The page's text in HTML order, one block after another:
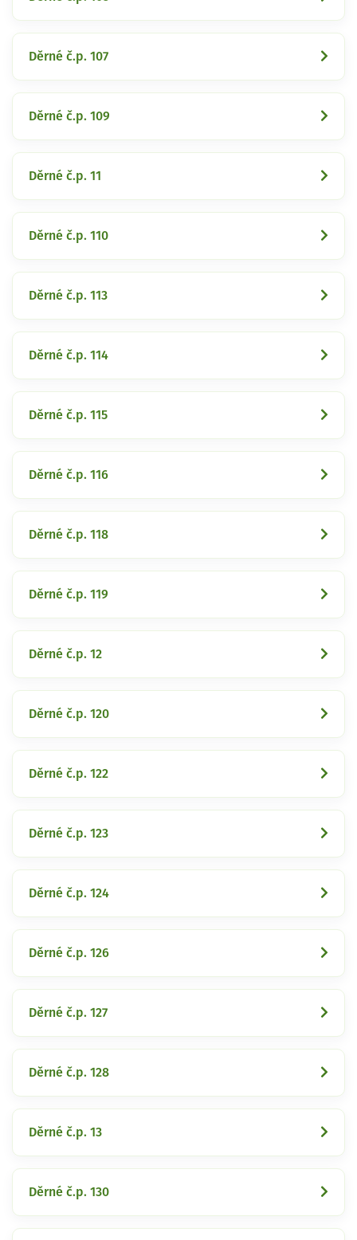
Děrné č.p. 107
Děrné č.p. 109
Děrné č.p. 11
Děrné č.p. 110
Děrné č.p. 113
Děrné č.p. 114
Děrné č.p. 115
Děrné č.p. 116
Děrné č.p. 118
Děrné č.p. 119
Děrné č.p. 12
Děrné č.p. 120
Děrné č.p. 122
Děrné č.p. 123
Děrné č.p. 124
Děrné č.p. 126
Děrné č.p. 127
Děrné č.p. 128
Děrné č.p. 13
Děrné č.p. 130